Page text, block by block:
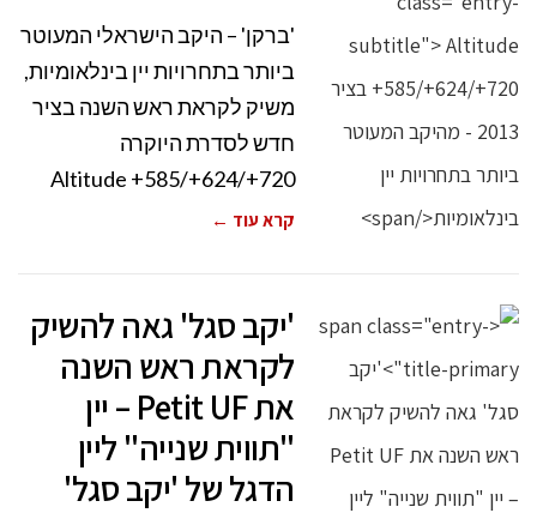
'ברקן' – היקב הישראלי המעוטר
ביותר בתחרויות יין בינלאומיות,
משיק לקראת ראש השנה בציר
חדש לסדרת היוקרה
Altitude +585/+624/+720
קרא עוד ←
'יקב סגל' גאה להשיק
לקראת ראש השנה
את Petit UF – יין
"תווית שנייה" ליין
הדגל של 'יקב סגל'